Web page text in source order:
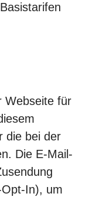
Webseite für
die bei der
Die E-Mail-
In), um